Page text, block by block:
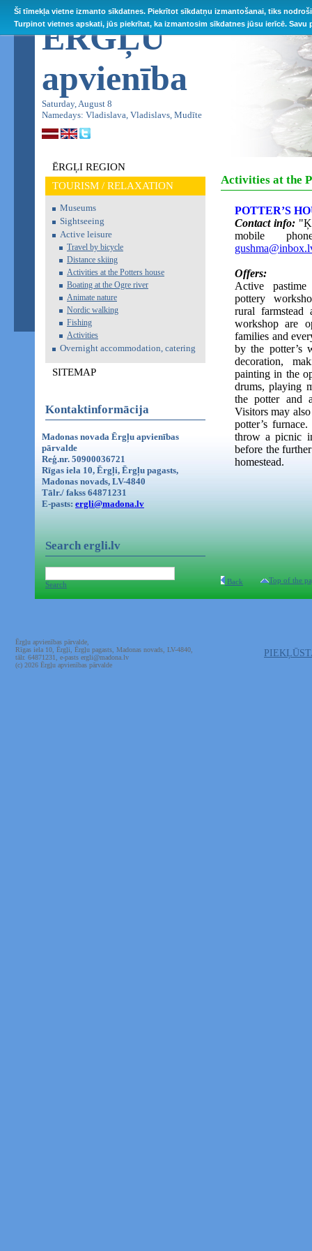
Šī tīmekļa vietne izmanto sīkdatnes. Piekrītot sīkdatņu izmantošanai, tiks
Turpinot vietnes apskati, jūs piekrītat, ka izmantosim sīkdatnes jūsu ierīcē.
ĒRGĻU
apvienība
Saturday, August 8
Namedays: Vladislava, Vladislavs, Mudīte
ĒRGĻI REGION
TOURISM / RELAXATION
Museums
Sightseeing
Active leisure
Travel by bicycle
Distance skiing
Activities at the Potters house
Boating at the Ogre river
Animate nature
Nordic walking
Fishing
Activities
Overnight accommodation, catering
SITEMAP
Kontaktinformācija
Madonas novada Ērgļu apvienības
pārvalde
Reģ.nr. 50900036721
Rīgas iela 10, Ērgļi, Ērgļu pagasts,
Madonas novads, LV-4840
Tālr./ fakss 64871231
E-pasts: ergli@madona.lv
Search ergli.lv
Search
Activities at the
POTTER’S
Contact info:
mobile
Offers:
Active
pottery
rural farmstead
workshop are
families and
by the potter’s
decoration,
painting in the
drums, playing
the potter and
Visitors may
potter’s
throw a picnic
before the
homestead.
Back Top of the
Ērgļu apvienības pārvalde,
Rīgas iela 10, Ērgļi, Ērgļu pagasts, Madonas novads, LV-4840,
tālr. 64871231, e-pasts ergli@madona.lv
(c) 2026 Ērgļu apvienības pārvalde